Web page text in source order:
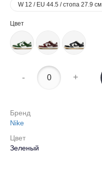
W 12 / EU 44.5 / стопа 27.9 см
Цвет
- +
Бренд
Nike
Цвет
Зеленый